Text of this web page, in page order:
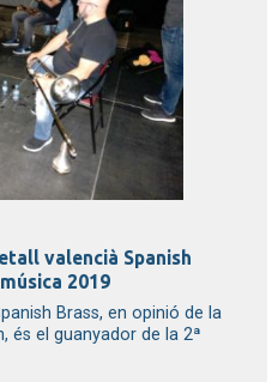
valencià Spanish
2019
Brass, en opinió de la
és el guanyador de la 2ª